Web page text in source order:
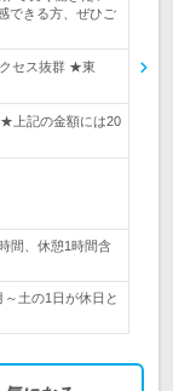
できる方、ぜひご
セス抜群 ★東
★上記の金額には20
間、休憩1時間含
土の1日が休日と